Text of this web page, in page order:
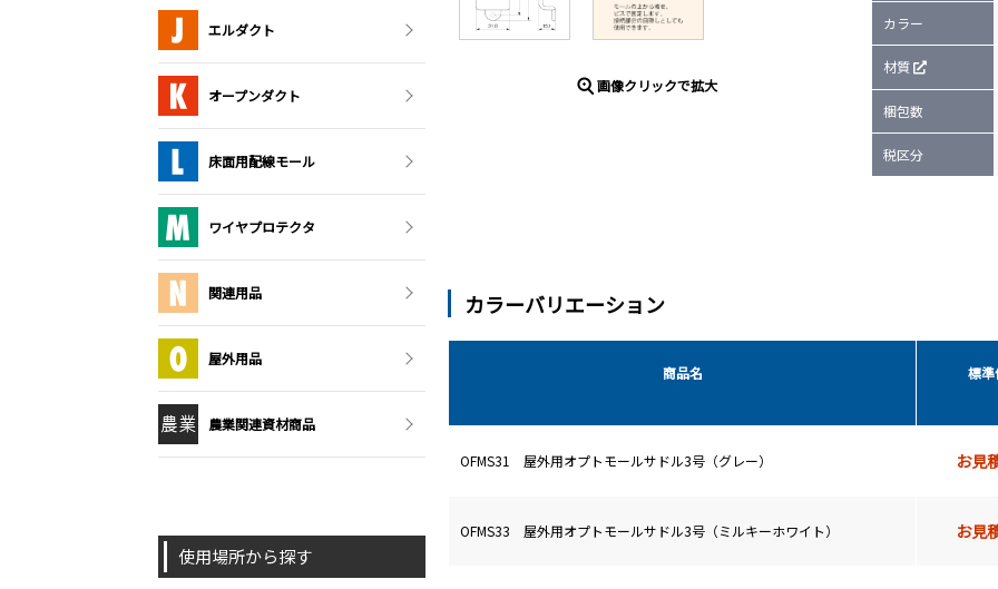
画像クリックで拡大
カラー
材質
梱包数
税区分
カラーバリエーション
商品名 標準
OFMS31 屋外用オプトモールサドル3号（グレー） お見
OFMS33 屋外用オプトモールサドル3号（ミルキーホワイト） お見
エルダクト
オープンダクト
床面用配線モール
ワイヤプロテクタ
関連用品
屋外用品
農業関連資材商品
使用場所から探す